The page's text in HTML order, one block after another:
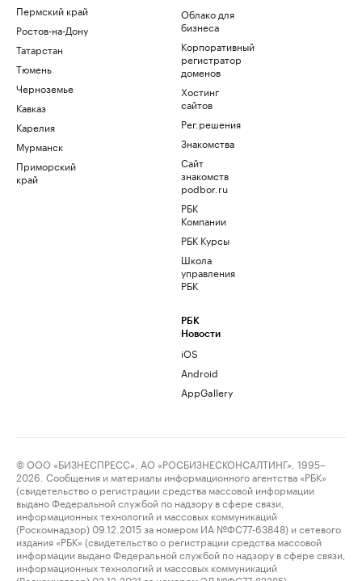
Пермский край
Ростов-на-Дону
Татарстан
Тюмень
Черноземье
Кавказ
Карелия
Мурманск
Приморский
край
Облако для
бизнеса
Корпоративный
регистратор
доменов
Хостинг
сайтов
Рег.решения
Знакомства
Сайт
знакомств
podbor.ru
РБК
Компании
РБК Курсы
Школа
управления
РБК
РБК
Новости
iOS
Android
AppGallery
© ООО «БИЗНЕСПРЕСС», АО «РОСБИЗНЕСКОНСАЛТИНГ», 1995–
2026. Сообщения и материалы информационного агентства «РБК»
(свидетельство о регистрации средства массовой информации
выдано Федеральной службой по надзору в сфере связи,
информационных технологий и массовых коммуникаций
(Роскомнадзор) 09.12.2015 за номером ИА №ФС77-63848) и сетевого
издания «РБК» (свидетельство о регистрации средства массовой
информации выдано Федеральной службой по надзору в сфере связи,
информационных технологий и массовых коммуникаций